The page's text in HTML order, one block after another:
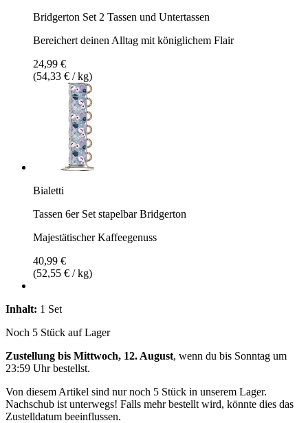
Bridgerton Set 2 Tassen und Untertassen
Bereichert deinen Alltag mit königlichem Flair
24,99 €
(54,33 € / kg)
Bialetti
Tassen 6er Set stapelbar Bridgerton
Majestätischer Kaffeegenuss
40,99 €
(52,55 € / kg)
Inhalt: 1 Set
Noch 5 Stück auf Lager
Zustellung bis Mittwoch, 12. August, wenn du bis Sonntag um
23:59 Uhrbestellst.
Von diesem Artikel sind nur noch 5 Stück in unserem Lager.
Nachschub ist unterwegs! Falls mehr bestellt wird, könnte dies das
Zustelldatum beeinflussen.